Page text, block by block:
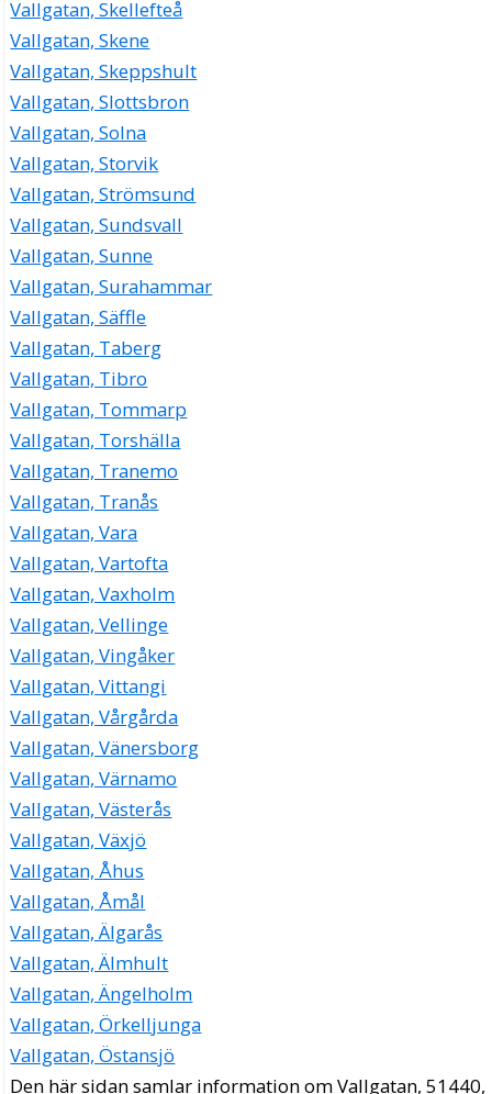
Vallgatan, Skellefteå
Vallgatan, Skene
Vallgatan, Skeppshult
Vallgatan, Slottsbron
Vallgatan, Solna
Vallgatan, Storvik
Vallgatan, Strömsund
Vallgatan, Sundsvall
Vallgatan, Sunne
Vallgatan, Surahammar
Vallgatan, Säffle
Vallgatan, Taberg
Vallgatan, Tibro
Vallgatan, Tommarp
Vallgatan, Torshälla
Vallgatan, Tranemo
Vallgatan, Tranås
Vallgatan, Vara
Vallgatan, Vartofta
Vallgatan, Vaxholm
Vallgatan, Vellinge
Vallgatan, Vingåker
Vallgatan, Vittangi
Vallgatan, Vårgårda
Vallgatan, Vänersborg
Vallgatan, Värnamo
Vallgatan, Västerås
Vallgatan, Växjö
Vallgatan, Åhus
Vallgatan, Åmål
Vallgatan, Älgarås
Vallgatan, Älmhult
Vallgatan, Ängelholm
Vallgatan, Örkelljunga
Vallgatan, Östansjö
Den här sidan samlar information om Vallgatan, 51440,